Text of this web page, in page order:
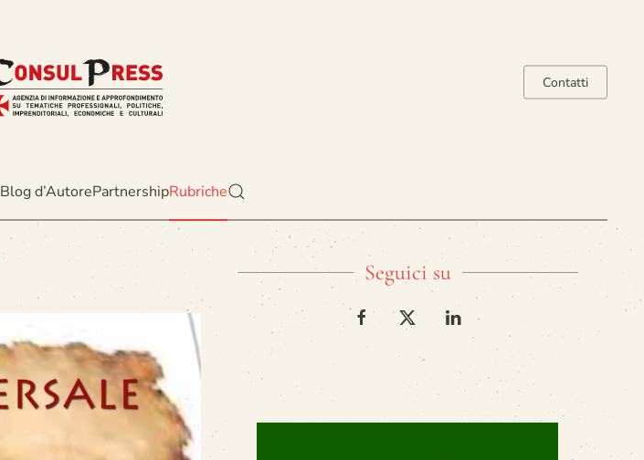
Contatti
Blog d’AutorePartnershipRubriche
Seguici su